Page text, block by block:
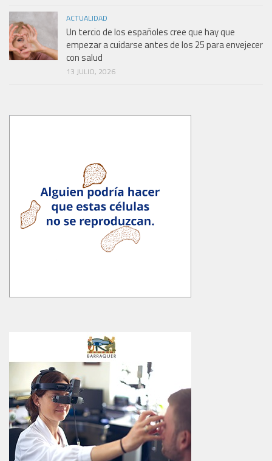
ACTUALIDAD
Un tercio de los españoles cree que hay que
empezar a cuidarse antes de los 25 para envejecer
con salud
13 JULIO, 2026